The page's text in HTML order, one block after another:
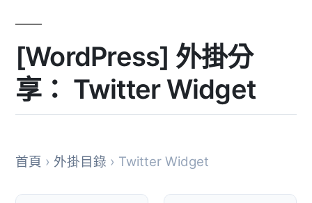
[WordPress] 外掛分
享： Twitter Widget
首頁 › 外掛目錄 › Twitter Widget